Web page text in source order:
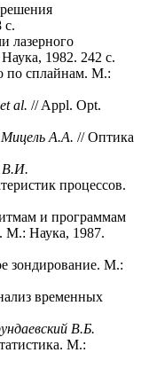
с.
лазерного
1982. 242 с.
по сплайнам. М.:
al. // Appl. Opt.
А.А. // Оптика
В.И.
процессов.
и программам
М.: Наука, 1987.
зондирование. М.:
временных
В.Б.
М.: